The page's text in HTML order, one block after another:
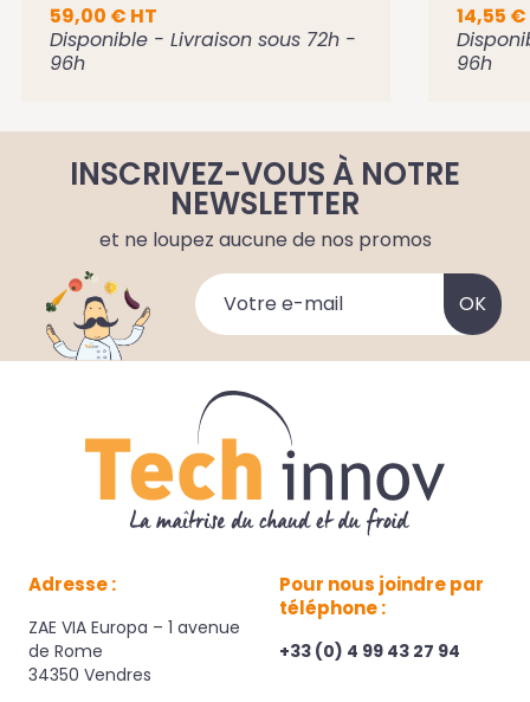
59,00 € HT
Disponible - Livraison sous 72h -
96h
14,55 €
96h
INSCRIVEZ-VOUS À NOTRE
NEWSLETTER
et ne loupez aucune de nos promos
Adresse :
ZAE VIA Europa – 1 avenue
de Rome
34350 Vendres
Pour nous joindre par
téléphone :
+33 (0) 4 99 43 27 94